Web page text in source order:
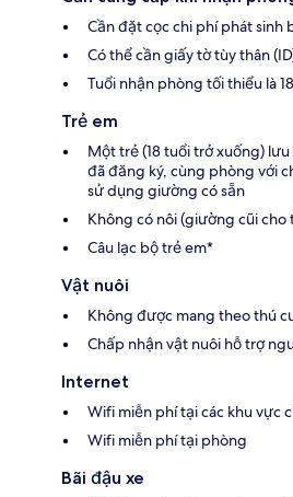
Cần đặt cọc chi phí phát sinh
Có thể cần giấy tờ tùy thân
Tuổi nhận phòng tối thiểu là 18
Trẻ em
Một trẻ (18 tuổi trở xuống)
đã đăng ký, cùng phòng với
sử dụng giường có sẵn
Không có nôi (giường cũi cho
Câu lạc bộ trẻ em*
Vật nuôi
Không được mang theo thú
Chấp nhận vật nuôi hỗ trợ
Internet
Wifi miễn phí tại các khu vực
Wifi miễn phí tại phòng
Bãi đậu xe